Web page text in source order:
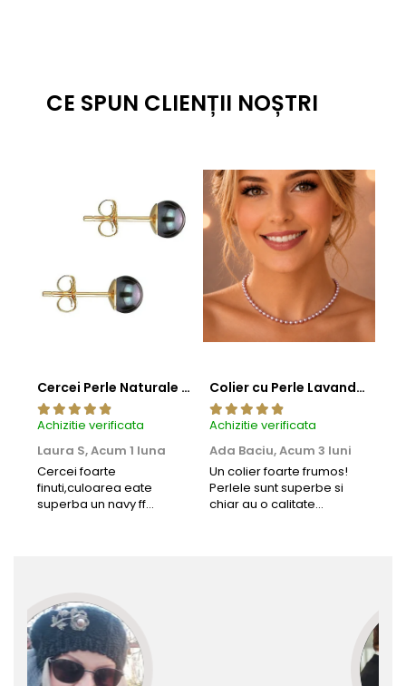
CE SPUN CLIENȚII NOȘTRI
Cercei Perle Naturale Negre 5-6 mm, Buton AAA, Aur 14K (aur 585), Tip Șurub | KASKADDA®
Achizitie verificata
Laura S,Acum 1 luna
Cercei foarte
finuti,culoarea eate
superba un navy ff
Colier cu Perle Lavanda la Baza Gatului, de 4-5 mm, Perle Rare, Calitate AAA+, Aur 14K | KASKADDA®
Achizitie verificata
Ada Baciu,Acum 3 luni
Un colier foarte frumos!
Perlele sunt superbe si
chiar au o calitate